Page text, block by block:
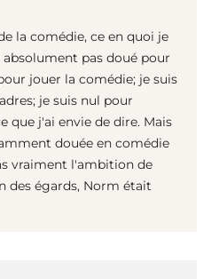
la comédie, ce en quoi je
absolument pas doué pour
jouer la comédie; je suis
je suis nul pour
que j'ai envie de dire. Mais
douée en comédie
vraiment l'ambition de
des égards, Norm était